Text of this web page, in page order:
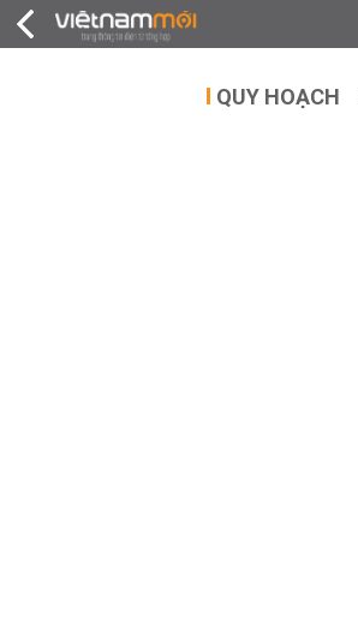
QUY HOẠCH